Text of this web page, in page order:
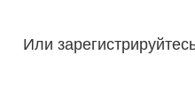
Или